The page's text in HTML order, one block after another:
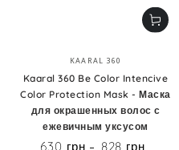
Бренд:
KAARAL 360
Kaaral 360 Be Color Intencive
Color Protection Mask - Маска
для окрашенных волос с
ежевичным уксусом
Цена
630 грн 828 грн